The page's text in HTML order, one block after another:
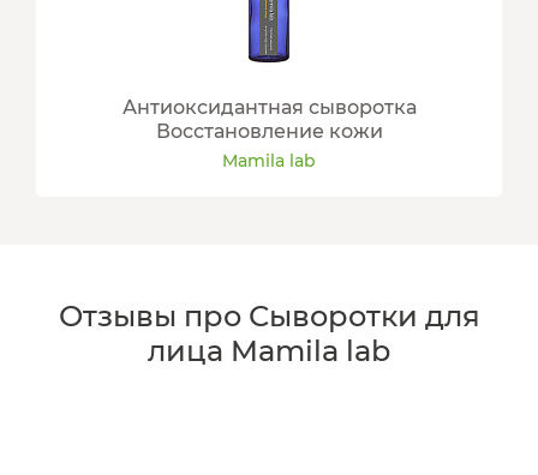
Антиоксидантная сыворотка
Восстановление кожи
Mamila lab
Отзывы про Сыворотки для
лица Mamila lab